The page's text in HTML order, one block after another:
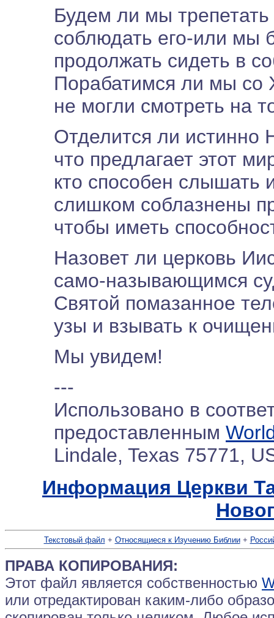
Будем ли мы
соблюдать его-или мы
продолжать сидеть в
Порабатимся ли мы
не могли смотреть на
Отделится ли истинно
что предлагает этот
кто способен слышать
слишком соблазнены
чтобы иметь
Назовет ли церковь
само-называющимся
Святой помазанное
узы и взывать к
Мы увидем!
---
Использовано в
предоставленным
Lindale, Texas 75771,
Информация Церкви
Текстовый файл + Относящиеся к Изучению Библии+
ПРАВА КОПИРОВАНИЯ:
Этот файл является собственностью
или отредактирован каким-либо